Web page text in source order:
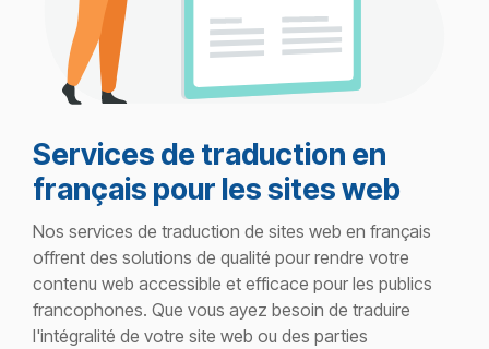
Services de traduction en
français pour les sites web
Nos services de traduction de sites web en français
offrent des solutions de qualité pour rendre votre
contenu web accessible et efficace pour les publics
francophones. Que vous ayez besoin de traduire
l'intégralité de votre site web ou des parties